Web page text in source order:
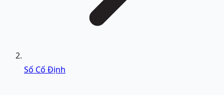
Số Cố Định